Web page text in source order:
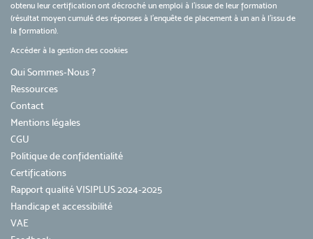
obtenu leur certification ont décroché un emploi à l'issue de leur formation
(résultat moyen cumulé des réponses à l'enquête de placement à un an à l'issu de
la formation).
Accéder à la gestion des cookies
Qui Sommes-Nous ?
Ressources
Contact
Mentions légales
CGU
Politique de confidentialité
Certifications
Rapport qualité VISIPLUS 2024-2025
Handicap et accessibilité
VAE